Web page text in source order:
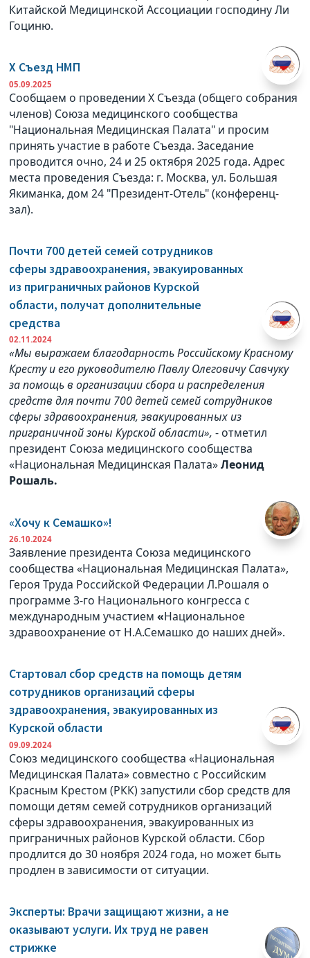
Китайской Медицинской Ассоциации господину Ли
Гоциню.
X Съезд НМП
05.09.2025
Сообщаем о проведении X Съезда (общего собрания
членов) Союза медицинского сообщества
"Национальная Медицинская Палата" и просим
принять участие в работе Съезда. Заседание
проводится очно, 24 и 25 октября 2025 года. Адрес
места проведения Съезда: г. Москва, ул. Большая
Якиманка, дом 24 "Президент-Отель" (конференц-
зал).
Почти 700 детей семей сотрудников
сферы здравоохранения, эвакуированных
из приграничных районов Курской
области, получат дополнительные
средства
02.11.2024
«Мы выражаем благодарность Российскому Красному
Кресту и его руководителю Павлу Олеговичу Савчуку
за помощь в организации сбора и распределения
средств для почти 700 детей семей сотрудников
сферы здравоохранения, эвакуированных из
приграничной зоны Курской области», - отметил
президент Союза медицинского сообщества
«Национальная Медицинская Палата»Леонид
Рошаль.
«Хочу к Семашко»!
26.10.2024
Заявление президента Союза медицинского
сообщества «Национальная Медицинская Палата»,
Героя Труда Российской Федерации Л.Рошаля о
программе 3-го Национального конгресса с
международным участием«Национальное
здравоохранение от Н.А.Семашко до наших дней».
Стартовал сбор средств на помощь детям
сотрудников организаций сферы
здравоохранения, эвакуированных из
Курской области
09.09.2024
Союз медицинского сообщества «Национальная
Медицинская Палата» совместно с Российским
Красным Крестом (РКК) запустили сбор средств для
помощи детям семей сотрудников организаций
сферы здравоохранения, эвакуированных из
приграничных районов Курской области. Сбор
продлится до 30 ноября 2024 года, но может быть
продлен в зависимости от ситуации.
Эксперты: Врачи защищают жизни, а не
оказывают услуги. Их труд не равен
стрижке